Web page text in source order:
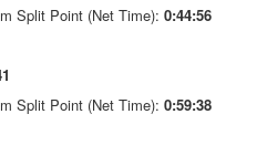
Split Point (Net Time): 0:44:56
Split Point (Net Time): 0:59:38